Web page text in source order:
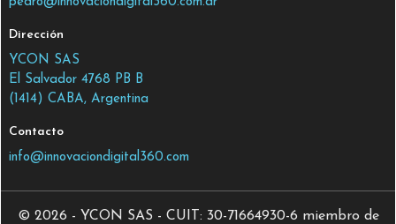
Dirección
YCON SAS
El Salvador 4768 PB B
(1414) CABA, Argentina
Contacto
info@innovaciondigital360.com
© 2026 - YCON SAS - CUIT: 30-71664930-6 miembro de